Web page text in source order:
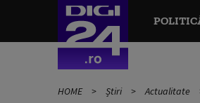
HOME Știri Actualitate